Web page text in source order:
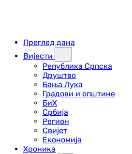
Преглед дана
Вијести
Република Српска
Друштво
Бања Лука
Градови и општине
БиХ
Србија
Регион
Свијет
Економија
Хроника